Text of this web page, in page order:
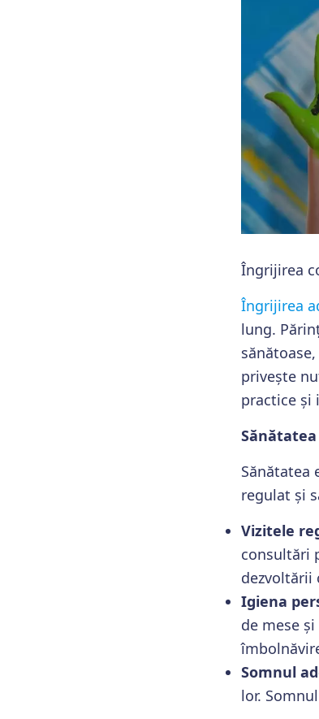
Îngrijirea
Îngrijirea
lung.
privește
practice și
Sănătatea
regulat și
Vizitele
consultări
dezvoltării
Igiena
de mese
Somnul
lor.